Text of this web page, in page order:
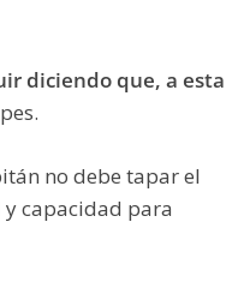
diciendo que, a esta
no debe tapar el
capacidad para